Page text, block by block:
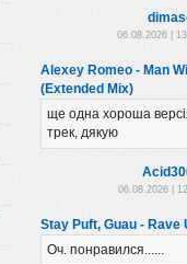
06.08.2026 |
Alexey Romeo - Man
(Extended Mix)
ще одна хороша
трек, дякую
06.08.2026 |
Stay Puft, Guau - Rave
Оч. понравился......